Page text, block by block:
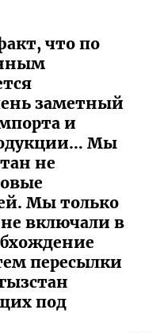
что по
заметный
и
Мы
не
Мы только
включали в
пересылки
под